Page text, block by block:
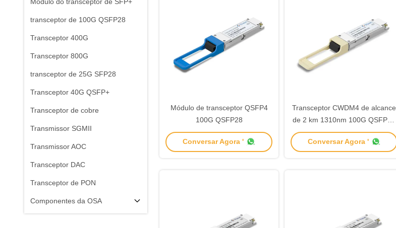
transceptor de 100G QSFP28
Transceptor 400G
Transceptor 800G
transceptor de 25G SFP28
Transceptor 40G QSFP+
Transceptor de cobre
Transmissor SGMII
Transmissor AOC
Transceptor DAC
Transceptor de PON
Componentes da OSA
Módulo de transceptor QSFP4
100G QSFP28
Conversar Agora '
Transceptor CWDM4 de alcance
de 2 km 1310nm 100G QSFP28
para aplicações de longa
distância
Conversar Agora '